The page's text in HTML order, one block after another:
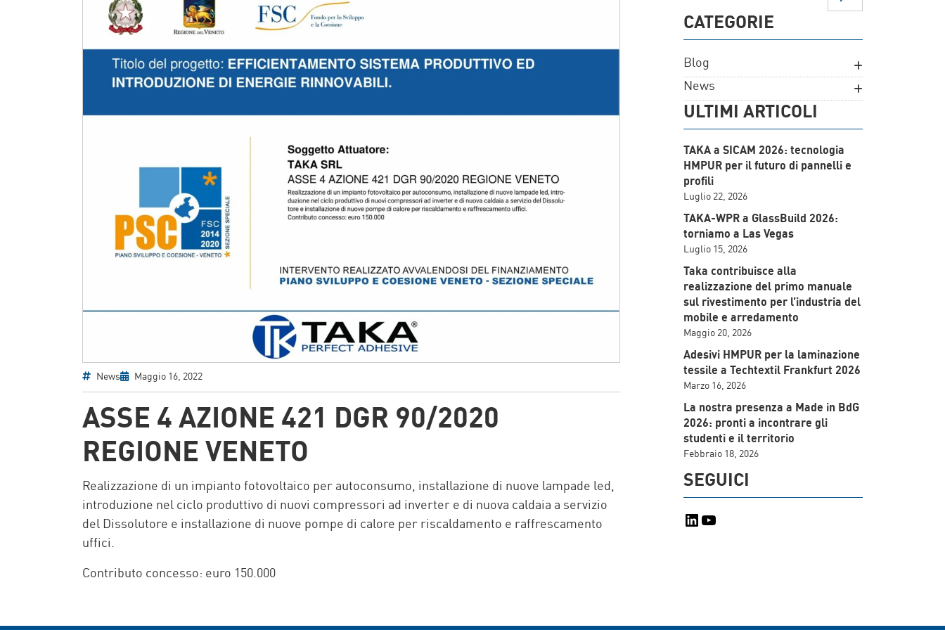
News Maggio 16, 2022
ASSE 4 AZIONE 421 DGR 90/2020
REGIONE VENETO
Realizzazione di un impianto fotovoltaico per autoconsumo, installazione di nuove lampade led,
introduzione nel ciclo produttivo di nuovi compressori ad inverter e di nuova caldaia a servizio
del Dissolutore e installazione di nuove pompe di calore per riscaldamento e raffrescamento
uffici.
Contributo concesso: euro 150.000
CATEGORIE
Blog
News
ULTIMI ARTICOLI
TAKA a SICAM 2026: tecnologia
HMPUR per il futuro di pannelli e
profili
Luglio 22, 2026
TAKA-WPR a GlassBuild 2026:
torniamo a Las Vegas
Luglio 15, 2026
Taka contribuisce alla
realizzazione del primo manuale
sul rivestimento per l’industria del
mobile e arredamento
Maggio 20, 2026
Adesivi HMPUR per la laminazione
tessile a Techtextil Frankfurt 2026
Marzo 16, 2026
La nostra presenza a Made in BdG
2026: pronti a incontrare gli
studenti e il territorio
Febbraio 18, 2026
SEGUICI
LinkedIn
YouTube